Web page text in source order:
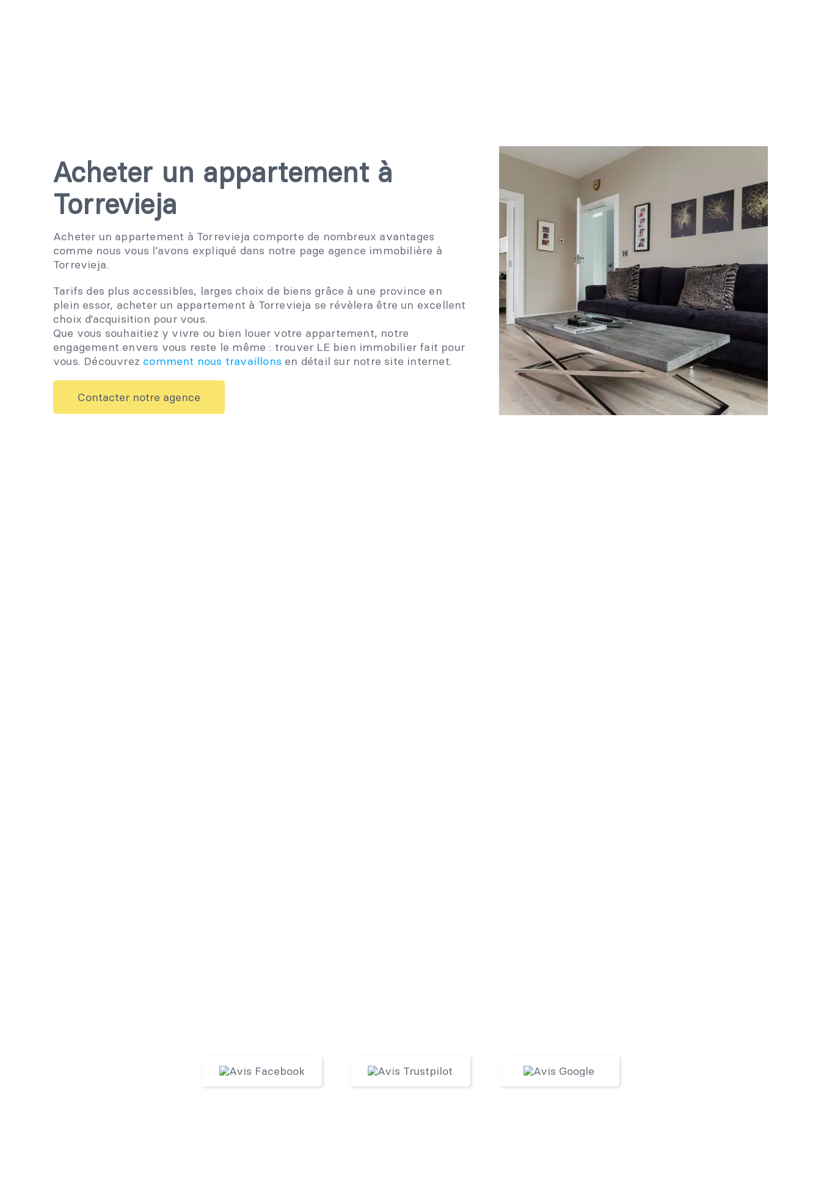
Acheter un appartement à
Torrevieja
Acheter un appartement à Torrevieja comporte de nombreux avantages
comme nous vous l’avons expliqué dans notre page agence immobilière à
Torrevieja.
Tarifs des plus accessibles, larges choix de biens grâce à une province en
plein essor, acheter un appartement à Torrevieja se révèlera être un excellent
choix d’acquisition pour vous.
Que vous souhaitiez y vivre ou bien louer votre appartement, notre
engagement envers vous reste le même : trouver LE bien immobilier fait pour
vous. Découvrez comment nous travaillons en détail sur notre site internet.
Contacter notre agence